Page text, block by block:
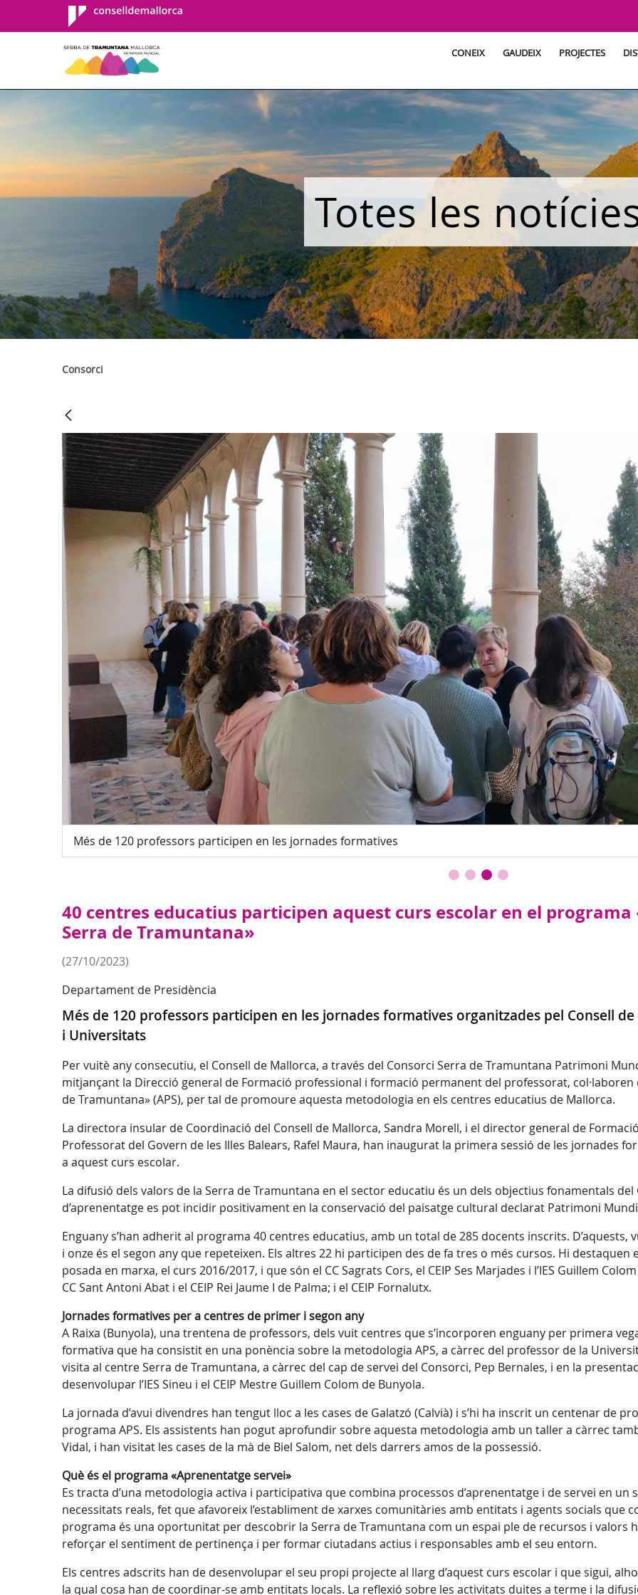
Consell de
Mallorca
CONEIX GAUDEIX PROJECTES
Totes les
Consorci
Més de 120 professors participen en les jornades formatives
40 centres educatius participen aquest curs escolar en el
Serra de Tramuntana»
(27/10/2023)
Departament de Presidència
Més de 120 professors participen en les jornades formatives organitzades pel Consell
i Universitats
Per vuitè any consecutiu, el Consell de Mallorca, a través del Consorci Serra de Tramuntana Patrimoni
mitjançant la Direcció general de Formació professional i formació permanent del professorat,
de Tramuntana» (APS), per tal de promoure aquesta metodologia en els centres educatius de Mallorca.
La directora insular de Coordinació del Consell de Mallorca, Sandra Morell, i el director general de
Professorat del Govern de les Illes Balears, Rafel Maura, han inaugurat la primera sessió de les jornades
a aquest curs escolar.
La difusió dels valors de la Serra de Tramuntana en el sector educatiu és un dels objectius fonamentals
d’aprenentatge es pot incidir positivament en la conservació del paisatge cultural declarat Patrimoni
Enguany s’han adherit al programa 40 centres educatius, amb un total de 285 docents inscrits.
i onze és el segon any que repeteixen. Els altres 22 hi participen des de fa tres o més cursos. Hi
posada en marxa, el curs 2016/2017, i que són el CC Sagrats Cors, el CEIP Ses Marjades i l’IES Guillem
CC Sant Antoni Abat i el CEIP Rei Jaume I de Palma; i el CEIP Fornalutx.
Jornades formatives per a centres de primer i segon any
A Raixa (Bunyola), una trentena de professors, dels vuit centres que s’incorporen enguany per primera
formativa que ha consistit en una ponència sobre la metodologia APS, a càrrec del professor de la
visita al centre Serra de Tramuntana, a càrrec del cap de servei del Consorci, Pep Bernales, i en la
desenvolupar l’IES Sineu i el CEIP Mestre Guillem Colom de Bunyola.
La jornada d’avui divendres han tengut lloc a les cases de Galatzó (Calvià) i s’hi ha inscrit un centenar de
programa APS. Els assistents han pogut aprofundir sobre aquesta metodologia amb un taller a càrrec
Vidal, i han visitat les cases de la mà de Biel Salom, net dels darrers amos de la possessió.
Què és el programa «Aprenentatge servei»
Es tracta d’una metodologia activa i participativa que combina processos d’aprenentatge i de servei en
necessitats reals, fet que afavoreix l’establiment de xarxes comunitàries amb entitats i agents socials que
programa és una oportunitat per descobrir la Serra de Tramuntana com un espai ple de recursos i
reforçar el sentiment de pertinença i per formar ciutadans actius i responsables amb el seu entorn.
Els centres adscrits han de desenvolupar el seu propi projecte al llarg d’aquest curs escolar i que sigui,
la qual cosa han de coordinar-se amb entitats locals. La reflexió sobre les activitats duites a terme i la